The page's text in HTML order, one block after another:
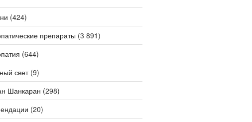
(424)
препараты (3 891)
(644)
свет(9)
Шанкаран (298)
(20)